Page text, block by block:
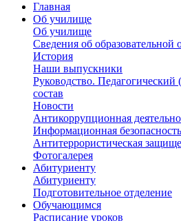
Главная
Об училище
Об училище
Сведения об образовательной
История
Наши выпускники
Руководство. Педагогический
состав
Новости
Антикоррупционная
Информационная безопасность
Антитеррористическая
Фотогалерея
Абитуриенту
Абитуриенту
Подготовительное отделение
Обучающимся
Расписание уроков